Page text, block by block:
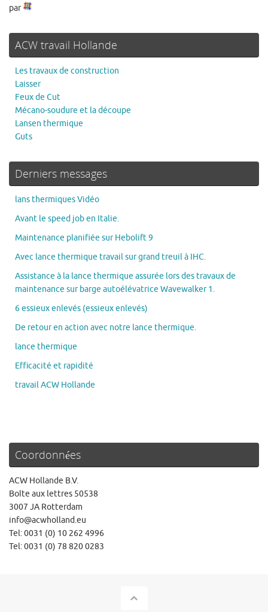
par
ACW travail Hollande
Les travaux de construction
Laisser
Feux de Cut
Mécano-soudure et la découpe
Lansen thermique
Guts
Derniers messages
lans thermiques Vidéo
Avant le speed job en Italie.
Maintenance planifiée sur Hebolift 9
Avec lance thermique travail sur grand treuil à IHC.
Assistance à la lance thermique assurée lors des travaux de
maintenance sur barge autoélévatrice Wavewalker 1.
6 essieux enlevés (essieux enlevés)
De retour en action avec notre lance thermique.
lance thermique
Efficacité et rapidité
travail ACW Hollande
Coordonnées
ACW Hollande B.V.
Boîte aux lettres 50538
3007 JA Rotterdam
info@acwholland.eu
Tel: 0031 (0) 10 262 4996
Tel: 0031 (0) 78 820 0283